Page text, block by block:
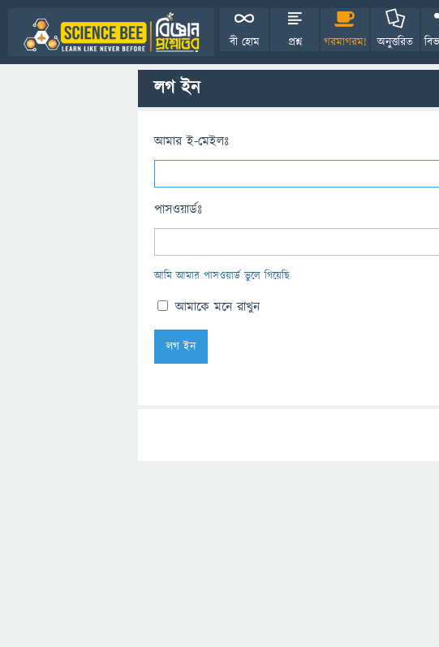
বী হোম প্রশ্ন গরমাগরম! অনুত্তরিত
লগ ইন
আমার ই-মেইলঃ
পাসওয়ার্ডঃ
আমি আমার পাসওয়ার্ড ভুলে গিয়েছি
আমাকে মনে রাখুন